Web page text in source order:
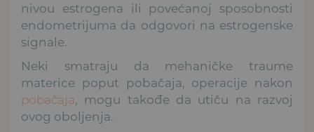
nivou estrogena ili povećanoj sposobnosti
endometrijuma da odgovori na estrogenske
signale.
Neki smatraju da mehaničke traume
materice poput pobačaja, operacije nakon
pobačaja, mogu takođe da utiču na razvoj
ovog oboljenja.